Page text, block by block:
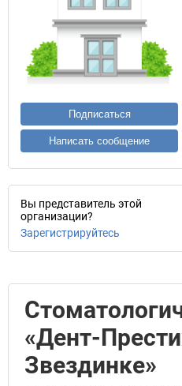
Подписаться
Написать сообщение
Вы представитель этой
организации?
Зарегистрируйтесь
«Дент-
Звездинке»